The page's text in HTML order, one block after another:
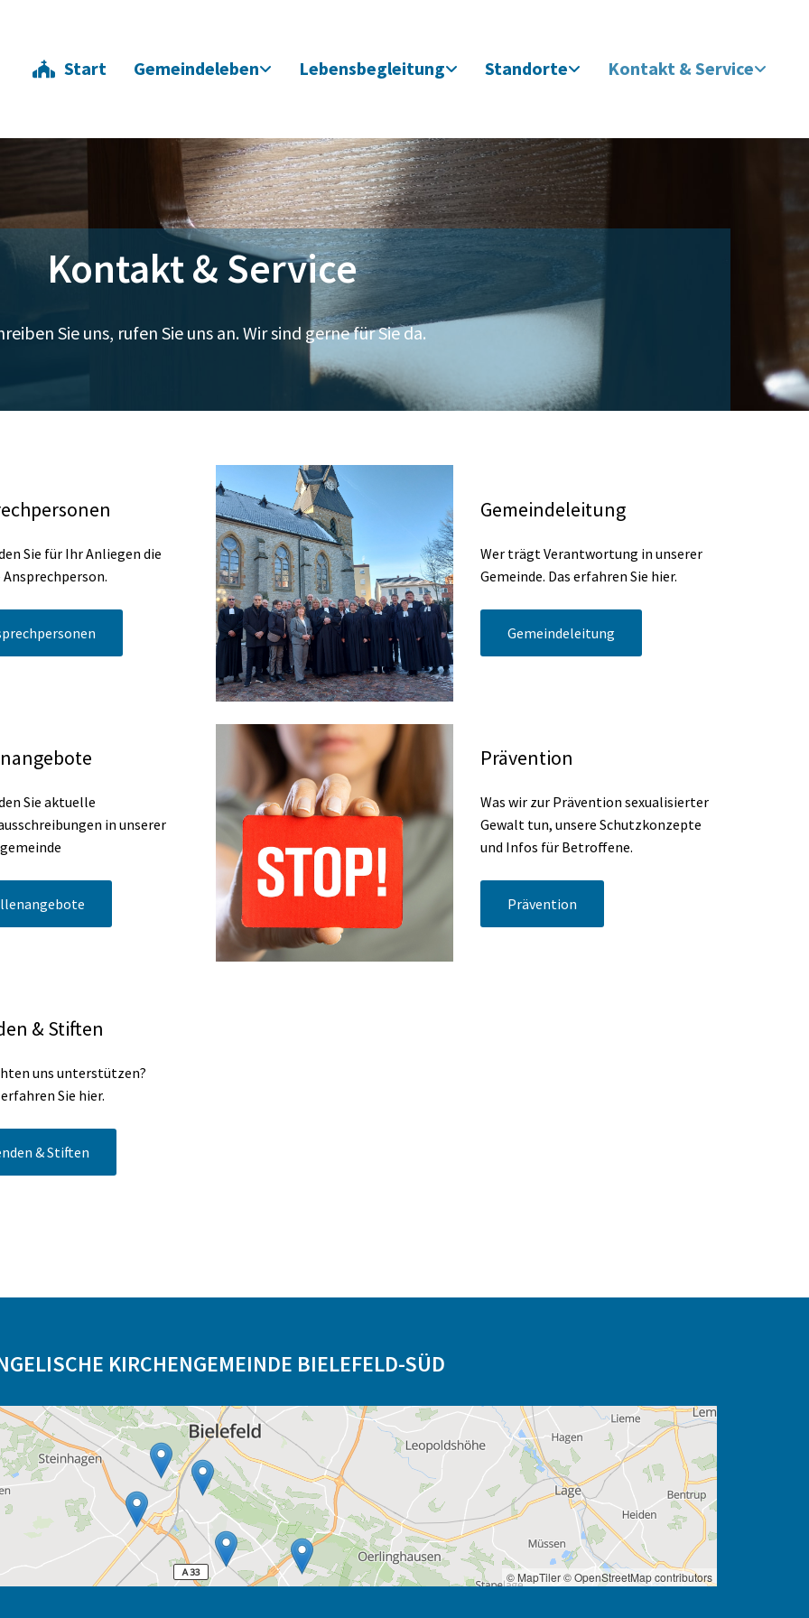
Start Gemeindeleben Lebensbegleitung Standorte Kontakt & Service
Kontakt & Service
Sie uns, rufen Sie uns an. Wir sind gerne für Sie da.
Sie für Ihr Anliegen die
Gemeindeleitung
Wer trägt Verantwortung in unserer
Gemeinde. Das erfahren Sie hier.
Gemeindeleitung
Sie aktuelle
in unserer
Prävention
Was wir zur Prävention sexualisierter
Gewalt tun, unsere Schutzkonzepte
und Infos für Betroffene.
Prävention
& Stiften
uns unterstützen?
Sie hier.
& Stiften
KIRCHENGEMEINDE BIELEFELD-SÜD
© MapTiler© OpenStreetMap contributors